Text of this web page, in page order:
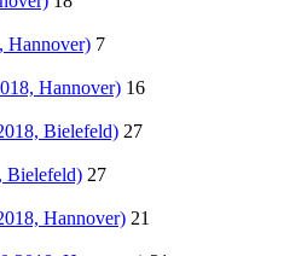
Hannover) 7
Hannover) 16
Bielefeld) 27
Bielefeld) 27
Hannover) 21